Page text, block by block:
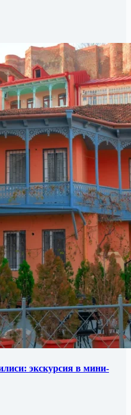
экскурсия в мини-